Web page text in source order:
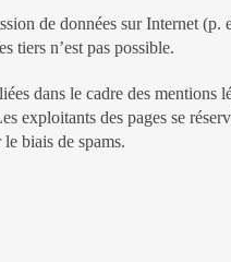
de données sur Internet
tiers n’est pas possible.
dans le cadre des
exploitants des pages se
biais de spams.